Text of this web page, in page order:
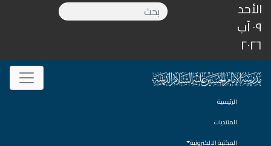
الأحد
٠٩ آب
٢٠٢٦
الرئيسية
المنتديات
المكتبة الالكترونية